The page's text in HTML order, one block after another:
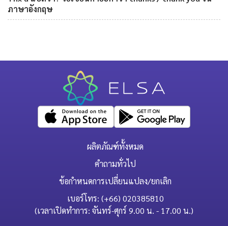
ภาษาอังกฤษ
ผลิตภัณฑ์ทั้งหมด
คำถามทั่วไป
ข้อกำหนดการเปลี่ยนแปลง/ยกเลิก
เบอร์โทร: (+66) 020385810
(เวลาเปิดทำการ: จันทร์-ศุกร์ 9.00 น. - 17.00 น.)